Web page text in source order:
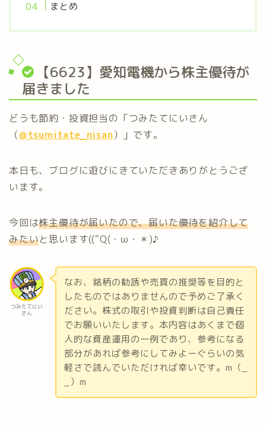
まとめ
【6623】愛知電機から株主優待が
届きました
どうも節約・投資担当の「つみたてにいさん
（@tsumitate_nisan）」です。
本日も、ブログに遊びにきていただきありがとうござ
います。
今回は株主優待が届いたので、届いた優待を紹介して
みたいと思います((“Q(・ω・＊)♪
つみたてにい
さん
なお、銘柄の勧誘や売買の推奨等を目的と
したものではありませんので予めご了承く
ださい。株式の取引や投資判断は自己責任
でお願いいたします。本内容はあくまで個
人的な資産運用の一例であり、参考になる
部分があれば参考にしてみよーぐらいの気
軽さで読んでいただければ幸いです。m（_
_）m